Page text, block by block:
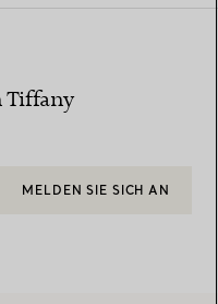
Tiffany
MELDEN SIE SICH AN